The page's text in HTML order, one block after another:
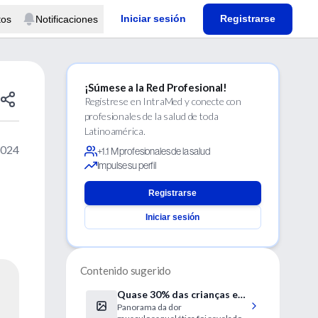
Notificaciones Iniciar sesión Registrarse
¡Súmese a la Red Profesional!
Regístrese en IntraMed y conecte con
profesionales de la salud de toda
Latinoamérica.
+1.1 M profesionales de la salud
Impulse su perfil
Registrarse
Iniciar sesión
Contenido sugerido
Quase 30% das crianças e
adolescentes sentem dores
Panorama da dor